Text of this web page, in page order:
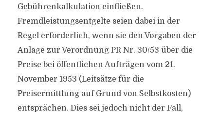
Gebührenkalkulation einfließen.
Fremdleistungsentgelte seien dabei in der
Regel erforderlich, wenn sie den Vorgaben der
Anlage zur Verordnung PR Nr. 30/53 über die
Preise bei öffentlichen Aufträgen vom 21.
November 1953 (Leitsätze für die
Preisermittlung auf Grund von Selbstkosten)
entsprächen. Dies sei jedoch nicht der Fall,